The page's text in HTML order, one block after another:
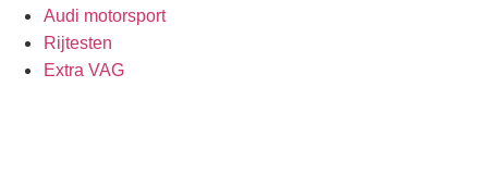
Audi motorsport
Rijtesten
Extra VAG